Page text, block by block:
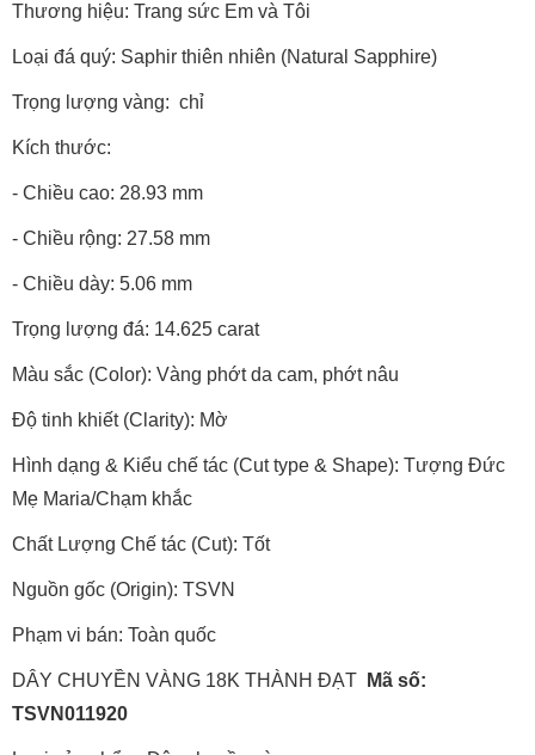
Thương hiệu: Trang sức Em và Tôi
Loại đá quý: Saphir thiên nhiên (Natural Sapphire)
Trọng lượng vàng: chỉ
Kích thước:
- Chiều cao: 28.93 mm
- Chiều rộng: 27.58 mm
- Chiều dày: 5.06 mm
Trọng lượng đá: 14.625 carat
Màu sắc (Color): Vàng phớt da cam, phớt nâu
Độ tinh khiết (Clarity): Mờ
Hình dạng & Kiểu chế tác (Cut type & Shape): Tượng Đức
Mẹ Maria/Chạm khắc
Chất Lượng Chế tác (Cut): Tốt
Nguồn gốc (Origin): TSVN
Phạm vi bán: Toàn quốc
DÂY CHUYỀN VÀNG 18K THÀNH ĐẠT
Mã số:
TSVN011920